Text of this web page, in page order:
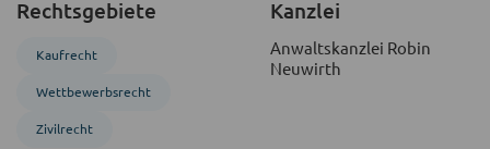
Rechtsgebiete
Kaufrecht
Wettbewerbsrecht
Zivil­recht
Kanzlei
Anwaltskanzlei Robin
Neuwirth